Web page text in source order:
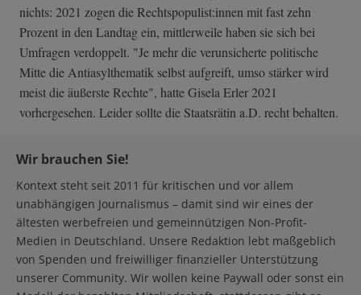
nichts: 2021 zogen die Rechtspopulist:innen mit fast zehn
Prozent in den Landtag ein, mittlerweile haben sie sich bei
Umfragen verdoppelt. "Je mehr die verunsicherte politische
Mitte die Antiasylthematik selbst aufgreift, umso stärker wird
meist die äußerste Rechte", hatte Gisela Erler 2021
vorhergesehen. Leider sollte die Staatsrätin a.D. recht behalten.
Wir brauchen Sie!
Kontext steht seit 2011 für kritischen und vor allem
unabhängigen Journalismus – damit sind wir eines der
ältesten werbefreien und gemeinnützigen Non-Profit-
Medien in Deutschland. Unsere Redaktion lebt maßgeblich
von Spenden und freiwilliger finanzieller Unterstützung
unserer Community. Wir wollen keine Paywall oder sonst ein